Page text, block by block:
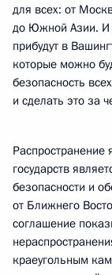
для всех: от
до Южной Азии. И
прибудут в
которые можно
безопасность
и сделать это за
государств
безопасности и
от Ближнего
соглашение
краеугольным